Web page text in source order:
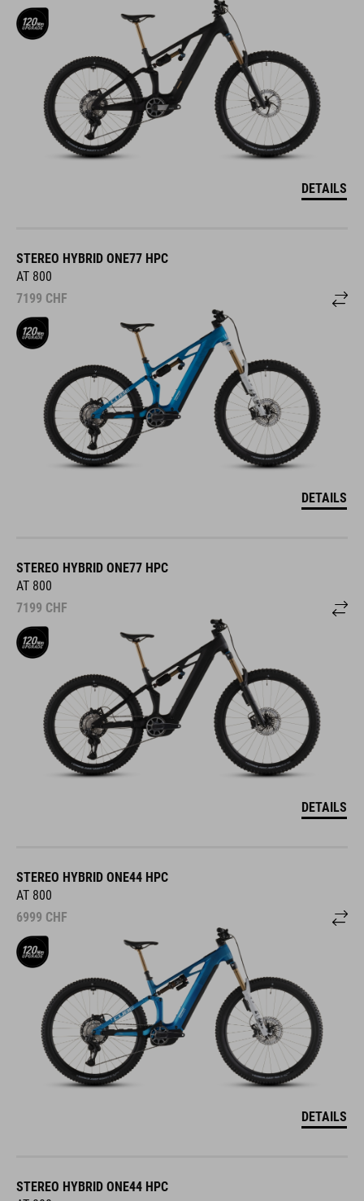
DETAILS
STEREO HYBRID ONE77 HPC
AT 800
7199 CHF
DETAILS
STEREO HYBRID ONE77 HPC
AT 800
7199 CHF
DETAILS
STEREO HYBRID ONE44 HPC
AT 800
6999 CHF
DETAILS
STEREO HYBRID ONE44 HPC